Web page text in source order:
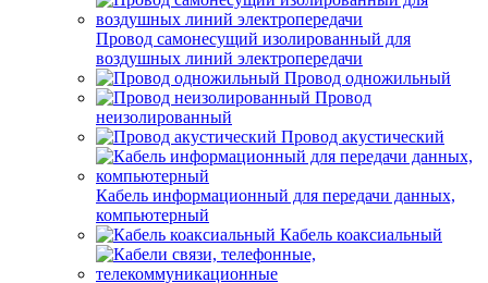
Провод самонесущий изолированный для
воздушных линий электропередачи
Провод одножильный
Провод
неизолированный
Провод акустический
Кабель информационный для передачи данных,
компьютерный
Кабель коаксиальный